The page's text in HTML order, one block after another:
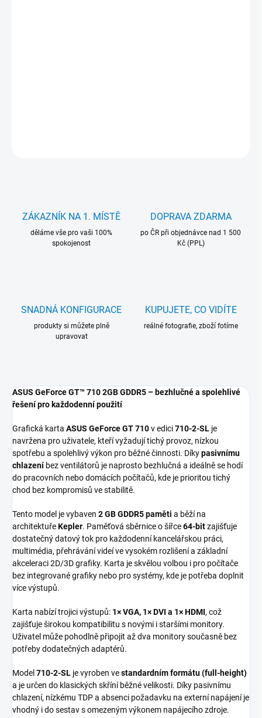
ZÁKAZNÍK NA 1. MÍSTĚ
děláme vše pro vaši 100%
spokojenost
DOPRAVA ZDARMA
po ČR při objednávce nad 1 500
Kč (PPL)
SNADNÁ KONFIGURACE
produkty si můžete plně
upravovat
KUPUJETE, CO VIDÍTE
reálné fotografie, zboží fotíme
ASUS GeForce GT™ 710 2GB GDDR5 – bezhlučné a spolehlivé
řešení pro každodenní použití
Grafická karta ASUS GeForce GT 710v edici710-2-SL je
navržena pro uživatele, kteří vyžadují tichý provoz, nízkou
spotřebu a spolehlivý výkon pro běžné činnosti. Díkypasivnímu
chlazeníbez ventilátorů je naprosto bezhlučná a ideálně se hodí
do pracovních nebo domácích počítačů, kde je prioritou tichý
chod bez kompromisů ve stabilitě.
Tento model je vybaven 2 GB GDDR5 paměti a běží na
architektuřeKepler. Paměťová sběrnice o šířce64-bitzajišťuje
dostatečný datový tok pro každodenní kancelářskou práci,
multimédia, přehrávání videí ve vysokém rozlišení a základní
akceleraci 2D/3D grafiky. Karta je skvělou volbou i pro počítače
bez integrované grafiky nebo pro systémy, kde je potřeba doplnit
více výstupů.
Karta nabízí trojici výstupů: 1× VGA, 1× DVI a 1× HDMI, což
zajišťuje širokou kompatibilitu s novými i staršími monitory.
Uživatel může pohodlně připojit až dva monitory současně bez
potřeby dodatečných adaptérů.
Model 710-2-SL je vyroben vestandardním formátu (full-height)
a je určen do klasických skříní běžné velikosti. Díky pasivnímu
chlazení, nízkému TDP a absenci požadavku na externí napájení je
vhodný i do sestav s omezeným výkonem napájecího zdroje.